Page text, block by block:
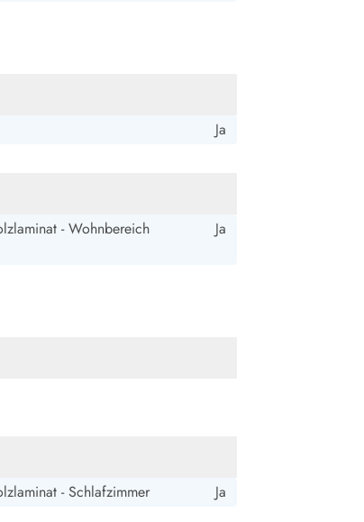
Ja
- Wohnbereich Ja
- Schlafzimmer Ja